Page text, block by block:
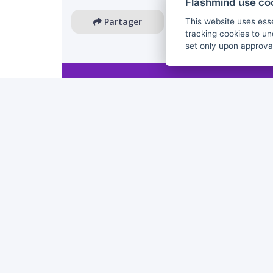
Partager
This website uses
tracking cookies to
set only upon